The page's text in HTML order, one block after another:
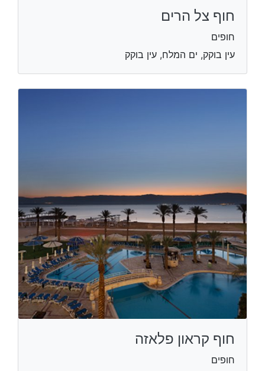
חוף צל הרים
חופים
עין בוקק, ים המלח, עין בוקק
חוף קראון פלאזה
חופים